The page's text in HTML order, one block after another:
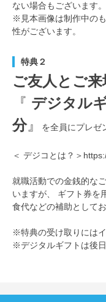
ない場合もございます
※見本画像は制作中の
性がございます。
特典２
ご友人とご来
『 デジタル
分』 を全員にプレゼ
＜ デジコとは？＞
就職活動での金銭的な
いますが、 ギフト券を
食代などの補助として
※特典の受け取りには
※デジタルギフトは後日